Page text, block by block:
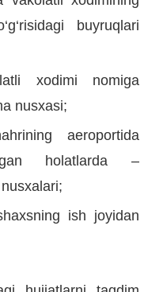
buyruqlari
xodimi nomiga
nusxasi;
aeroportida
holatlarda –
ish joyidan